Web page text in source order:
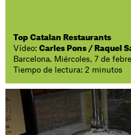
Top Catalan Restaurants
Vídeo:Carles Pons / Raquel
Barcelona. Miércoles, 7 de
Tiempo de lectura: 2 minutos